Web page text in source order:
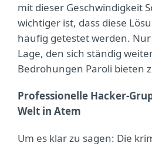
mit dieser Geschwindigkeit
wichtiger ist, dass diese
häufig getestet werden.
Lage, den sich ständig
Bedrohungen Paroli bieten
Professionelle Hacker-
Welt in Atem
Um es klar zu sagen: Die